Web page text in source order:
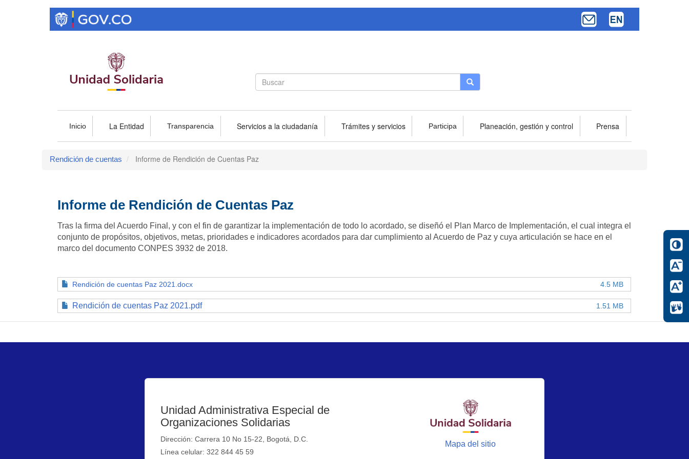
Search
form
Buscar Buscar
Inicio La Entidad Transparencia Servicios a la ciudadanía Trámites y servicios Participa Planeación, gestión y control Prensa
Rendición de cuentas Informe de Rendición de Cuentas Paz
Informe de Rendición de Cuentas Paz
Tras la firma del Acuerdo Final, y con el fin de garantizar la implementación de todo lo acordado, se diseñó el Plan Marco de Implementación, el cual integra el
conjunto de propósitos, objetivos, metas, prioridades e indicadores acordados para dar cumplimiento al Acuerdo de Paz y cuya articulación se hace en el
marco del documento CONPES 3932 de 2018.
Rendición de cuentas Paz 2021.docx 4.5 MB
Rendición de cuentas Paz 2021.pdf 1.51 MB
Unidad Administrativa Especial de
Organizaciones Solidarias
Dirección: Carrera 10 No 15-22, Bogotá, D.C.
Línea celular: 322 844 45 59
Mapa del sitio